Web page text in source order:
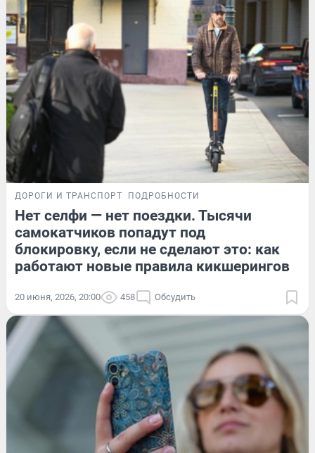
ДОРОГИ И ТРАНСПОРТ ПОДРОБНОСТИ
Нет селфи — нет поездки. Тысячи
самокатчиков попадут под
блокировку, если не сделают это: как
работают новые правила кикшерингов
20 июня, 2026, 20:00 458 Обсудить